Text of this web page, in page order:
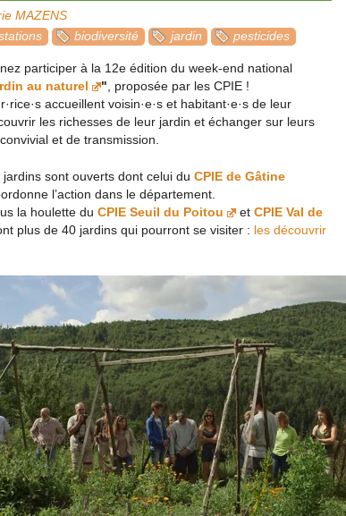
MAZENS
biodiversité jardin pesticides
participer à la 12e édition du week-end national
au naturel ", proposée par les CPIE !
accueillent voisin·e·s et habitant·e·s de leur
les richesses de leur jardin et échanger sur leurs
et de transmission.
sont ouverts dont celui du CPIE de Gâtine
l’action dans le département.
la houlette du CPIE Seuil du Poitou et CPIE Val de
plus de 40 jardins qui pourront se visiter : les découvrir